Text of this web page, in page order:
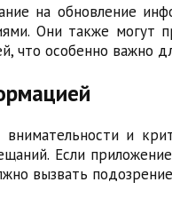
на обновление
Они также могут
что особенно
и
Если
вызвать